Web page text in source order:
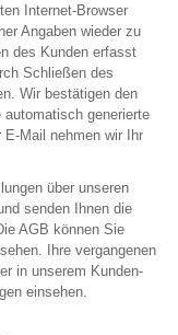
Internet-Browser
Angaben wieder zu
des Kunden erfasst
Schließen des
Wir bestätigen den
automatisch generierte
E-Mail nehmen wir Ihr
über unseren
senden Ihnen die
AGB können Sie
Ihre vergangenen
in unserem Kunden-
einsehen.